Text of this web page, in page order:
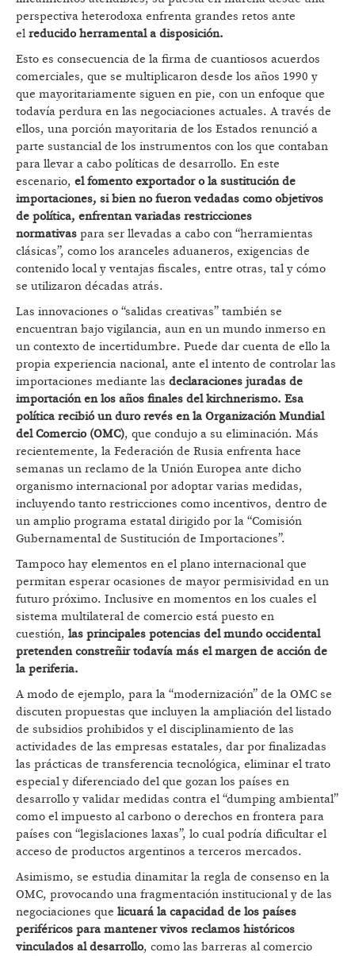
perspectiva heterodoxa enfrenta grandes retos ante
el reducido herramental a disposición.
Esto es consecuencia de la firma de cuantiosos acuerdos
comerciales, que se multiplicaron desde los años 1990 y
que mayoritariamente siguen en pie, con un enfoque que
todavía perdura en las negociaciones actuales. A través de
ellos, una porción mayoritaria de los Estados renunció a
parte sustancial de los instrumentos con los que contaban
para llevar a cabo políticas de desarrollo. En este
escenario, el fomento exportador o la sustitución de
importaciones, si bien no fueron vedadas como objetivos
de política, enfrentan variadas restricciones
normativas para ser llevadas a cabo con “herramientas
clásicas”, como los aranceles aduaneros, exigencias de
contenido local y ventajas fiscales, entre otras, tal y cómo
se utilizaron décadas atrás.
Las innovaciones o “salidas creativas” también se
encuentran bajo vigilancia, aun en un mundo inmerso en
un contexto de incertidumbre. Puede dar cuenta de ello la
propia experiencia nacional, ante el intento de controlar las
importaciones mediante las declaraciones juradas de
importación en los años finales del kirchnerismo. Esa
política recibió un duro revés en la Organización Mundial
del Comercio (OMC), que condujo a su eliminación. Más
recientemente, la Federación de Rusia enfrenta hace
semanas un reclamo de la Unión Europea ante dicho
organismo internacional por adoptar varias medidas,
incluyendo tanto restricciones como incentivos, dentro de
un amplio programa estatal dirigido por la “Comisión
Gubernamental de Sustitución de Importaciones”.
Tampoco hay elementos en el plano internacional que
permitan esperar ocasiones de mayor permisividad en un
futuro próximo. Inclusive en momentos en los cuales el
sistema multilateral de comercio está puesto en
cuestión, las principales potencias del mundo occidental
pretenden constreñir todavía más el margen de acción de
la periferia.
A modo de ejemplo, para la “modernización” de la OMC se
discuten propuestas que incluyen la ampliación del listado
de subsidios prohibidos y el disciplinamiento de las
actividades de las empresas estatales, dar por finalizadas
las prácticas de transferencia tecnológica, eliminar el trato
especial y diferenciado del que gozan los países en
desarrollo y validar medidas contra el “dumping ambiental”
como el impuesto al carbono o derechos en frontera para
países con “legislaciones laxas”, lo cual podría dificultar el
acceso de productos argentinos a terceros mercados.
Asimismo, se estudia dinamitar la regla de consenso en la
OMC, provocando una fragmentación institucional y de las
negociaciones que licuará la capacidad de los países
periféricos para mantener vivos reclamos históricos
vinculados al desarrollo, como las barreras al comercio